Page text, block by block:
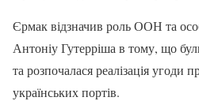
Єрмак відзначив роль ООН та
Антоніу Гутерріша в тому, що
та розпочалася реалізація угоди
українських портів.